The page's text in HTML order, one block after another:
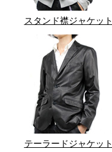
スタンド襟ジャケット
テーラードジャケット